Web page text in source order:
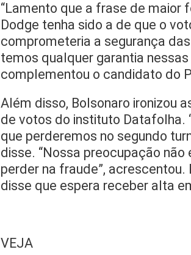
“Lamento que a frase de maior
Dodge tenha sido a de que o
comprometeria a segurança
temos qualquer garantia nessas
complementou o candidato do
Além disso, Bolsonaro ironizou
de votos do instituto Datafolha.
que perderemos no segundo
disse. “Nossa preocupação não
perder na fraude”,
disse que espera receber alta
VEJA